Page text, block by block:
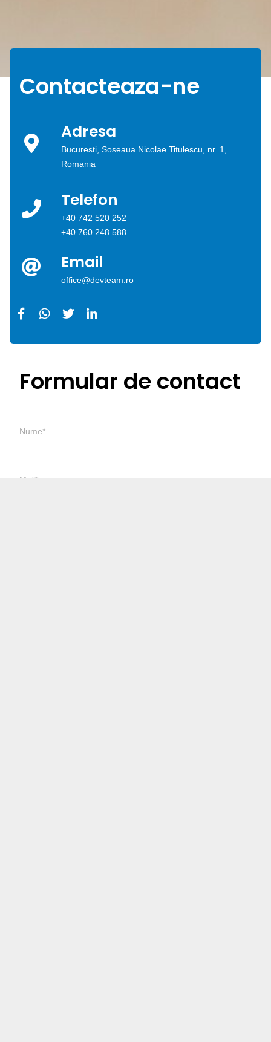
Contacteaza-ne
Adresa
Bucuresti, Soseaua Nicolae Titulescu, nr. 1,
Romania
Telefon
+40 742 520 252
+40 760 248 588
Email
office@devteam.ro
Formular de contact